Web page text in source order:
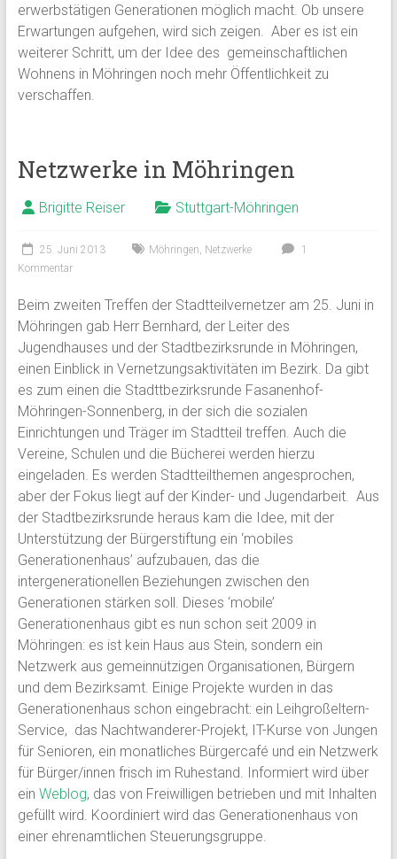
erwerbstätigen Generationen möglich macht. Ob unsere
Erwartungen aufgehen, wird sich zeigen. Aber es ist ein
weiterer Schritt, um der Idee des gemeinschaftlichen
Wohnens in Möhringen noch mehr Öffentlichkeit zu
verschaffen.
Netzwerke in Möhringen
Brigitte Reiser Stuttgart-Möhringen
25. Juni 2013 Möhringen, Netzwerke
1
Kommentar
Beim zweiten Treffen der Stadtteilvernetzer am 25. Juni in
Möhringen gab Herr Bernhard, der Leiter des
Jugendhauses und der Stadtbezirksrunde in Möhringen,
einen Einblick in Vernetzungsaktivitäten im Bezirk. Da gibt
es zum einen die Stadttbezirksrunde Fasanenhof-
Möhringen-Sonnenberg, in der sich die sozialen
Einrichtungen und Träger im Stadtteil treffen. Auch die
Vereine, Schulen und die Bücherei werden hierzu
eingeladen. Es werden Stadtteilthemen angesprochen,
aber der Fokus liegt auf der Kinder- und Jugendarbeit. Aus
der Stadtbezirksrunde heraus kam die Idee, mit der
Unterstützung der Bürgerstiftung ein ‘mobiles
Generationenhaus’ aufzubauen, das die
intergenerationellen Beziehungen zwischen den
Generationen stärken soll. Dieses ‘mobile’
Generationenhaus gibt es nun schon seit 2009 in
Möhringen: es ist kein Haus aus Stein, sondern ein
Netzwerk aus gemeinnützigen Organisationen, Bürgern
und dem Bezirksamt. Einige Projekte wurden in das
Generationenhaus schon eingebracht: ein Leihgroßeltern-
Service, das Nachtwanderer-Projekt, IT-Kurse von Jungen
für Senioren, ein monatliches Bürgercafé und ein Netzwerk
für Bürger/innen frisch im Ruhestand. Informiert wird über
ein Weblog, das von Freiwilligen betrieben und mit Inhalten
gefüllt wird. Koordiniert wird das Generationenhaus von
einer ehrenamtlichen Steuerungsgruppe.